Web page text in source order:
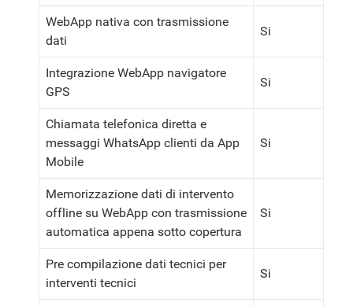
WebApp nativa con trasmissione
dati
Si
Integrazione WebApp navigatore
GPS
Si
Chiamata telefonica diretta e
messaggi WhatsApp clienti da App
Mobile
Si
Memorizzazione dati di intervento
offline su WebApp con trasmissione
automatica appena sotto copertura
Si
Pre compilazione dati tecnici per
interventi tecnici
Si